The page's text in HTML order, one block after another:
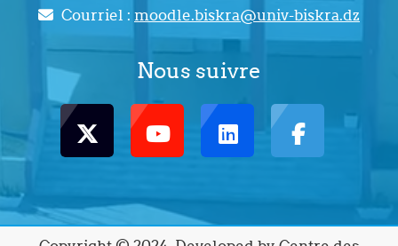
Courriel : moodle.biskra@univ-biskra.dz
Nous suivre